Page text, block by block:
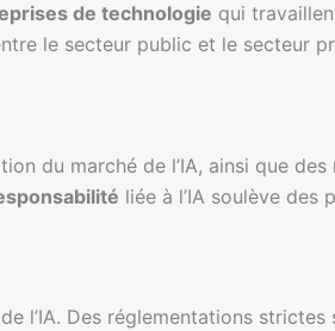
de technologie qui
le secteur public et le secteur
du marché de l’IA, ainsi que
liée à l’IA soulève
de l’IA. Des réglementations